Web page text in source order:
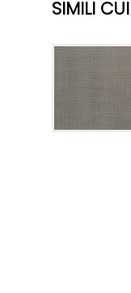
SIMILI